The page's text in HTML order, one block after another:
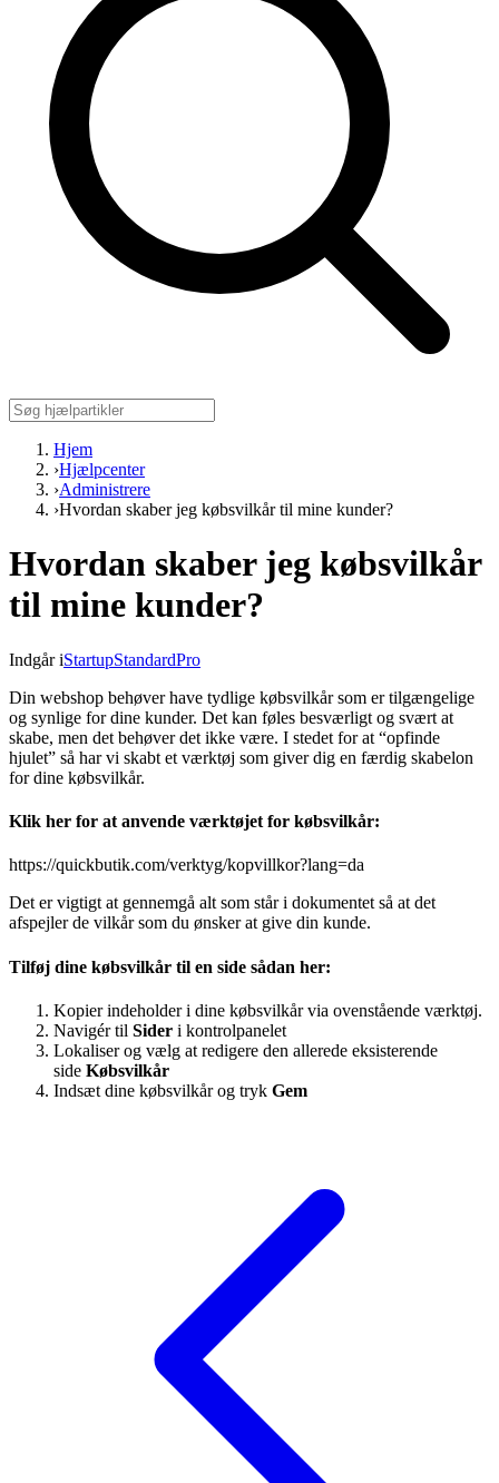
Hjem
›Hjælpcenter
›Administrere
›Hvordan skaber jeg købsvilkår til mine kunder?
Hvordan skaber jeg købsvilkår
til mine kunder?
Indgår iStartupStandardPro
Din webshop behøver have tydlige købsvilkår som er tilgængelige
og synlige for dine kunder. Det kan føles besværligt og svært at
skabe, men det behøver det ikke være. I stedet for at “opfinde
hjulet” så har vi skabt et værktøj som giver dig en færdig skabelon
for dine købsvilkår.
Klik her for at anvende værktøjet for købsvilkår:
https://quickbutik.com/verktyg/kopvillkor?lang=da
Det er vigtigt at gennemgå alt som står i dokumentet så at det
afspejler de vilkår som du ønsker at give din kunde.
Tilføj dine købsvilkår til en side sådan her:
Kopier indeholder i dine købsvilkår via ovenstående værktøj.
Navigér til Sider i kontrolpanelet
Lokaliser og vælg at redigere den allerede eksisterende
side Købsvilkår
Indsæt dine købsvilkår og tryk Gem